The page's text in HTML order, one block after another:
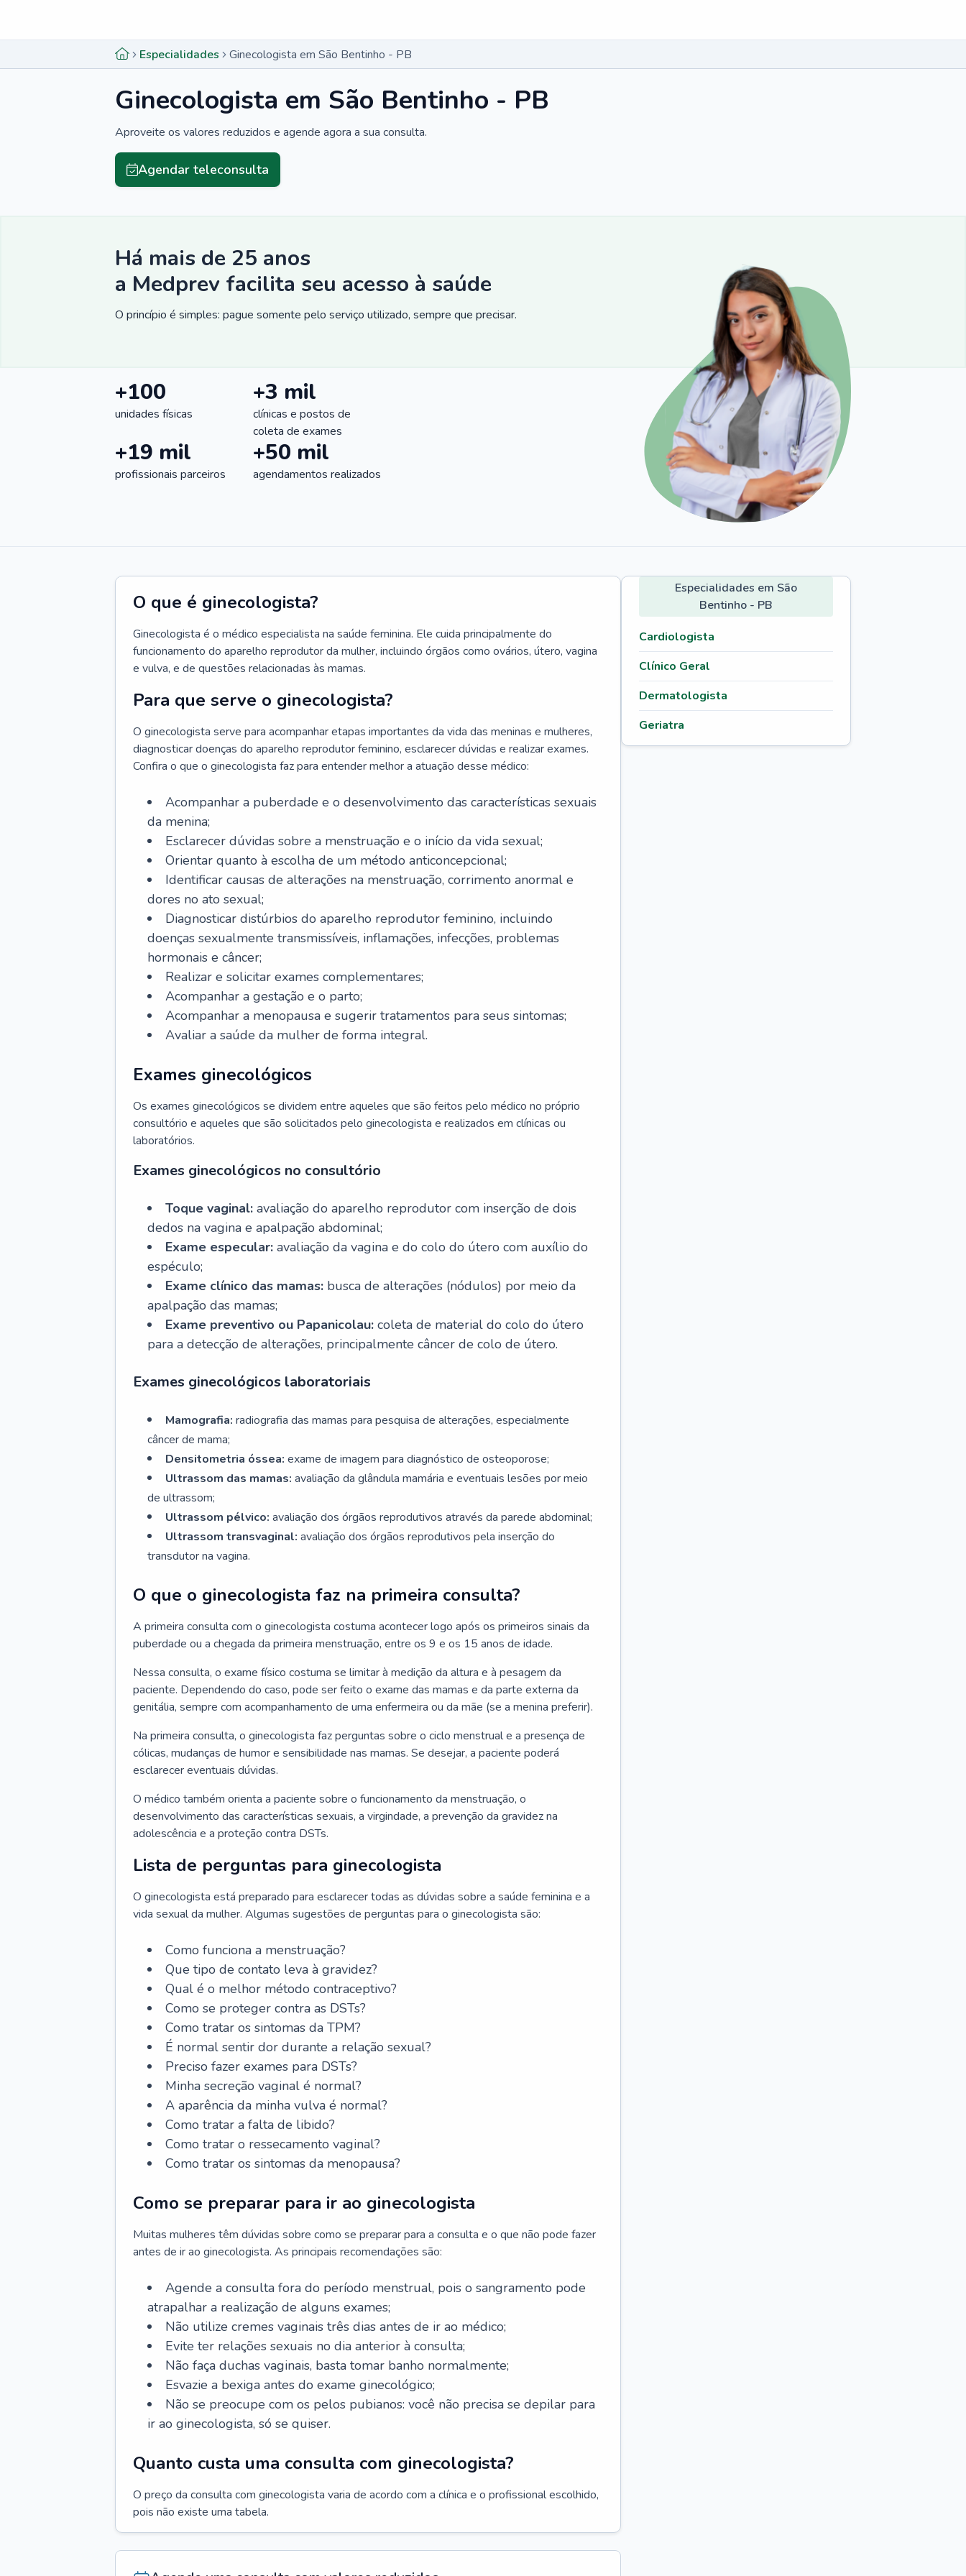
Especialidades Ginecologista em São Bentinho - PB
Ginecologista em São Bentinho - PB
Aproveite os valores reduzidos e agende agora a sua consulta.
Agendar teleconsulta
Há mais de 25 anos
a Medprev facilita seu acesso à saúde
O princípio é simples: pague somente pelo serviço utilizado, sempre que precisar.
+100
unidades físicas
+3 mil
clínicas e postos de
coleta de exames
+19 mil
profissionais parceiros
+50 mil
agendamentos realizados
O que é ginecologista?
Ginecologista é o médico especialista na saúde feminina. Ele cuida principalmente do
funcionamento do aparelho reprodutor da mulher, incluindo órgãos como ovários, útero, vagina
e vulva, e de questões relacionadas às mamas.
Para que serve o ginecologista?
O ginecologista serve para acompanhar etapas importantes da vida das meninas e mulheres,
diagnosticar doenças do aparelho reprodutor feminino, esclarecer dúvidas e realizar exames.
Confira o que o ginecologista faz para entender melhor a atuação desse médico:
Acompanhar a puberdade e o desenvolvimento das características sexuais
da menina;
Esclarecer dúvidas sobre a menstruação e o início da vida sexual;
Orientar quanto à escolha de um método anticoncepcional;
Identificar causas de alterações na menstruação, corrimento anormal e
dores no ato sexual;
Diagnosticar distúrbios do aparelho reprodutor feminino, incluindo
doenças sexualmente transmissíveis, inflamações, infecções, problemas
hormonais e câncer;
Realizar e solicitar exames complementares;
Acompanhar a gestação e o parto;
Acompanhar a menopausa e sugerir tratamentos para seus sintomas;
Avaliar a saúde da mulher de forma integral.
Exames ginecológicos
Os exames ginecológicos se dividem entre aqueles que são feitos pelo médico no próprio
consultório e aqueles que são solicitados pelo ginecologista e realizados em clínicas ou
laboratórios.
Exames ginecológicos no consultório
Toque vaginal: avaliação do aparelho reprodutor com inserção de dois
dedos na vagina e apalpação abdominal;
Exame especular: avaliação da vagina e do colo do útero com auxílio do
espéculo;
Exame clínico das mamas: busca de alterações (nódulos) por meio da
apalpação das mamas;
Exame preventivo ou Papanicolau: coleta de material do colo do útero
para a detecção de alterações, principalmente câncer de colo de útero.
Exames ginecológicos laboratoriais
Mamografia: radiografia das mamas para pesquisa de alterações, especialmente
câncer de mama;
Densitometria óssea: exame de imagem para diagnóstico de osteoporose;
Ultrassom das mamas: avaliação da glândula mamária e eventuais lesões por meio
de ultrassom;
Ultrassom pélvico: avaliação dos órgãos reprodutivos através da parede abdominal;
Ultrassom transvaginal: avaliação dos órgãos reprodutivos pela inserção do
transdutor na vagina.
O que o ginecologista faz na primeira consulta?
A primeira consulta com o ginecologista costuma acontecer logo após os primeiros sinais da
puberdade ou a chegada da primeira menstruação, entre os 9 e os 15 anos de idade.
Nessa consulta, o exame físico costuma se limitar à medição da altura e à pesagem da
paciente. Dependendo do caso, pode ser feito o exame das mamas e da parte externa da
genitália, sempre com acompanhamento de uma enfermeira ou da mãe (se a menina preferir).
Na primeira consulta, o ginecologista faz perguntas sobre o ciclo menstrual e a presença de
cólicas, mudanças de humor e sensibilidade nas mamas. Se desejar, a paciente poderá
esclarecer eventuais dúvidas.
O médico também orienta a paciente sobre o funcionamento da menstruação, o
desenvolvimento das características sexuais, a virgindade, a prevenção da gravidez na
adolescência e a proteção contra DSTs.
Lista de perguntas para ginecologista
O ginecologista está preparado para esclarecer todas as dúvidas sobre a saúde feminina e a
vida sexual da mulher. Algumas sugestões de perguntas para o ginecologista são:
Como funciona a menstruação?
Que tipo de contato leva à gravidez?
Qual é o melhor método contraceptivo?
Como se proteger contra as DSTs?
Como tratar os sintomas da TPM?
É normal sentir dor durante a relação sexual?
Preciso fazer exames para DSTs?
Minha secreção vaginal é normal?
A aparência da minha vulva é normal?
Como tratar a falta de libido?
Como tratar o ressecamento vaginal?
Como tratar os sintomas da menopausa?
Como se preparar para ir ao ginecologista
Muitas mulheres têm dúvidas sobre como se preparar para a consulta e o que não pode fazer
antes de ir ao ginecologista. As principais recomendações são:
Agende a consulta fora do período menstrual, pois o sangramento pode
atrapalhar a realização de alguns exames;
Não utilize cremes vaginais três dias antes de ir ao médico;
Evite ter relações sexuais no dia anterior à consulta;
Não faça duchas vaginais, basta tomar banho normalmente;
Esvazie a bexiga antes do exame ginecológico;
Não se preocupe com os pelos pubianos: você não precisa se depilar para
ir ao ginecologista, só se quiser.
Quanto custa uma consulta com ginecologista?
O preço da consulta com ginecologista varia de acordo com a clínica e o profissional escolhido,
pois não existe uma tabela.
Especialidades em São
Bentinho - PB
Cardiologista
Clínico Geral
Dermatologista
Geriatra